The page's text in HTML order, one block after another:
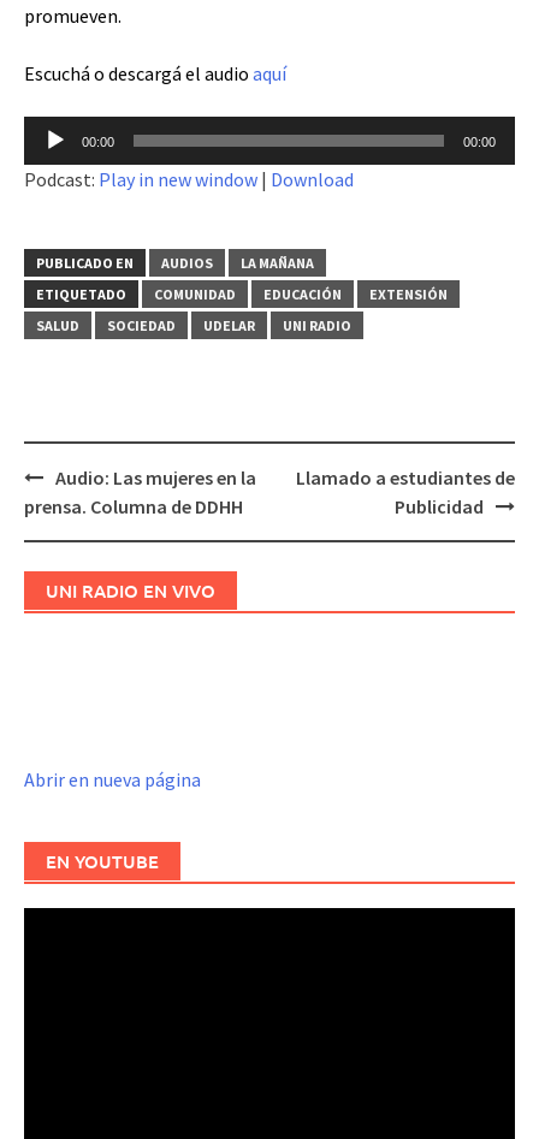
promueven.
Escuchá o descargá el audio aquí
Reproductor
de
audio
00:00 00:00
Podcast: Play in new window | Download
PUBLICADO EN AUDIOS
LA MAÑANA
ETIQUETADO
COMUNIDAD EDUCACIÓN
EXTENSIÓN
SALUD
SOCIEDAD UDELAR UNI RADIO
Navegación
de
Audio: Las mujeres en la
prensa. Columna de DDHH
Llamado a estudiantes de
Publicidad
UNI RADIO EN VIVO
Abrir en nueva página
EN YOUTUBE